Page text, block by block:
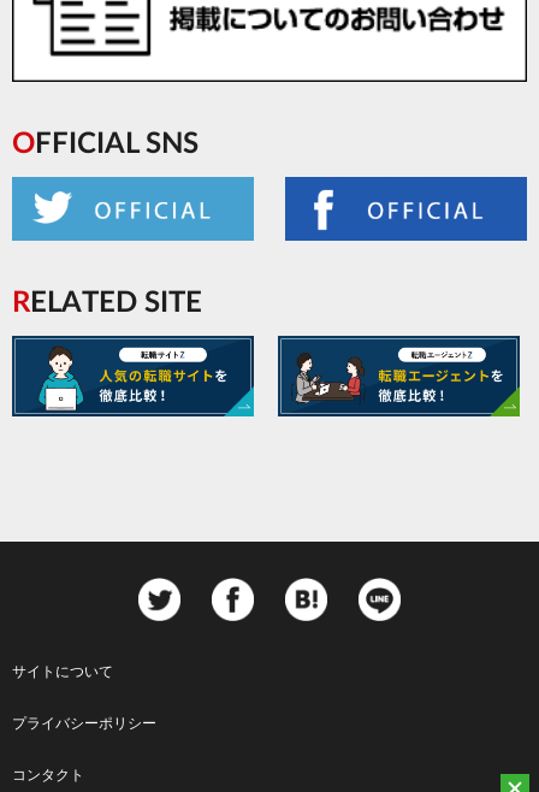
OFFICIAL SNS
RELATED SITE
Footer
サイトについて
プライバシーポリシー
コンタクト